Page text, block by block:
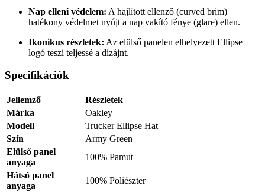
Nap elleni védelem: A hajlított ellenző (curved brim)
hatékony védelmet nyújt a nap vakító fénye (glare) ellen.
Ikonikus részletek: Az elülső panelen elhelyezett Ellipse
logó teszi teljessé a dizájnt.
Specifikációk
Jellemző
Részletek
Márka
Oakley
Modell
Trucker Ellipse Hat
Szín
Army Green
Elülső panel
anyaga
100% Pamut
Hátsó panel
anyaga
100% Poliészter